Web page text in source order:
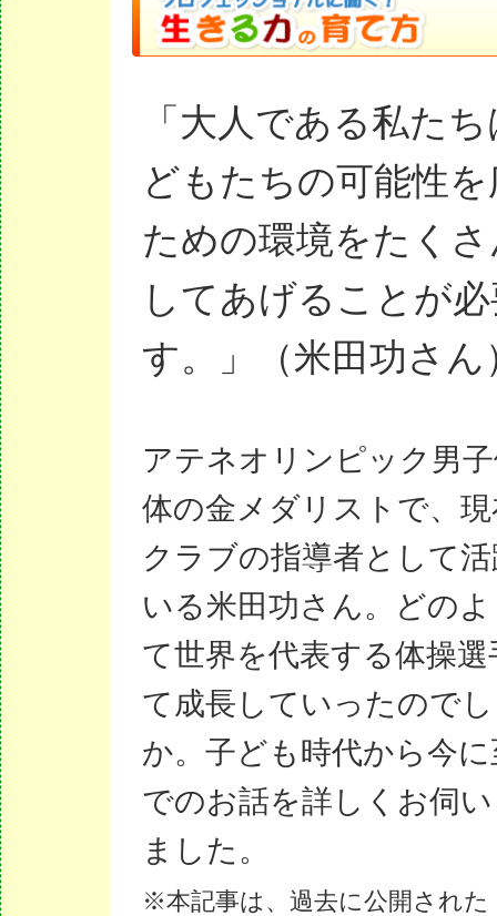
「大人である私た
どもたちの可能性
ための環境をたく
してあげることが
す。」（米田功さん
アテネオリンピック男
体の金メダリストで、
クラブの指導者として
いる米田功さん。どの
て世界を代表する体操
て成長していったので
か。子ども時代から今
でのお話を詳しくお伺
ました。
※本記事は、過去に公開された